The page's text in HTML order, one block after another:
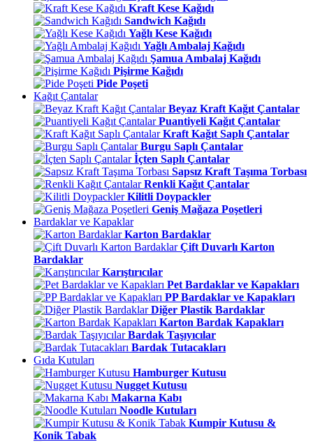
Kraft Kese Kağıdı
Sandwich Kağıdı
Yağlı Kese Kağıdı
Yağlı Ambalaj Kağıdı
Şamua Ambalaj Kağıdı
Pişirme Kağıdı
Pide Poşeti
Kağıt Çantalar
Beyaz Kraft Kağıt Çantalar
Puantiyeli Kağıt Çantalar
Kraft Kağıt Saplı Çantalar
Burgu Saplı Çantalar
İçten Saplı Çantalar
Sapsız Kraft Taşıma Torbası
Renkli Kağıt Çantalar
Kilitli Doypackler
Geniş Mağaza Poşetleri
Bardaklar ve Kapaklar
Karton Bardaklar
Çift Duvarlı Karton
Bardaklar
Karıştırıcılar
Pet Bardaklar ve Kapakları
PP Bardaklar ve Kapakları
Diğer Plastik Bardaklar
Karton Bardak Kapakları
Bardak Taşıyıcılar
Bardak Tutacakları
Gıda Kutuları
Hamburger Kutusu
Nugget Kutusu
Makarna Kabı
Noodle Kutuları
Kumpir Kutusu &
Konik Tabak